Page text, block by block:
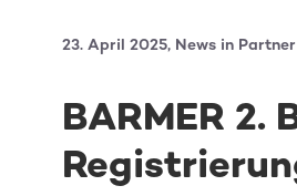
23. April 2025, News in
BARMER